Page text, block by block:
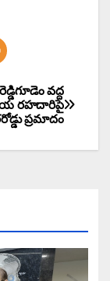
వద్ద
రహదారిపై
ప్రమాదం